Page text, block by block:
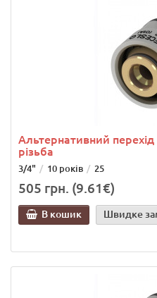
Альтернативний
різьба
3/4" 10 років 25
505 грн. (9.61€)
В кошик Швидке